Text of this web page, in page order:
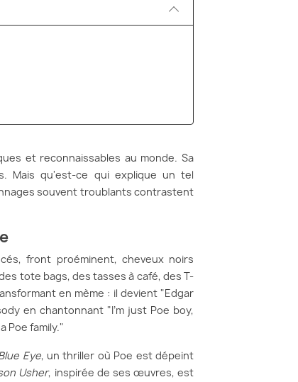
et reconnaissables au monde. Sa
Mais qu'est-ce qui explique un tel
souvent troublants contrastent
front proéminent, cheveux noirs
tote bags, des tasses à café, des T-
en mème : il devient "Edgar
en chantonnant "I'm just Poe boy,
Poe family."
Eye, un thriller où Poe est dépeint
Usher, inspirée de ses œuvres, est